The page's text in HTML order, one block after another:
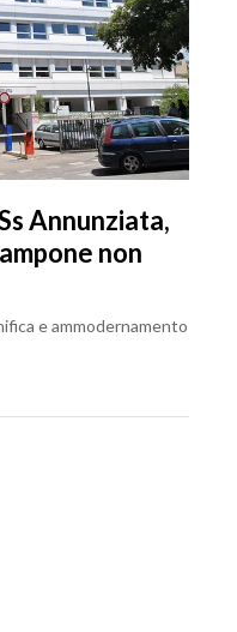
Annunziata,
non
e ammodernamento